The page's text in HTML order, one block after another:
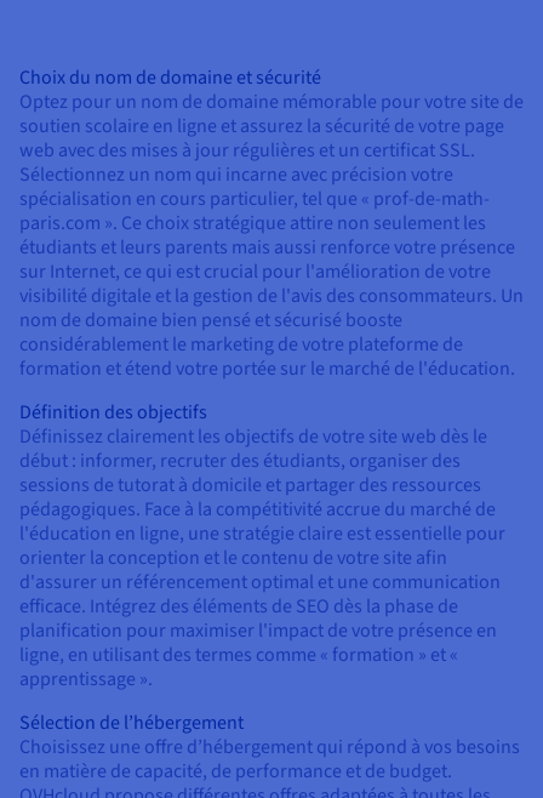
Choix du nom de domaine et sécurité
Optez pour un nom de domaine mémorable pour votre site de
soutien scolaire en ligne et assurez la sécurité de votre page
web avec des mises à jour régulières et un certificat SSL.
Sélectionnez un nom qui incarne avec précision votre
spécialisation en cours particulier, tel que « prof-de-math-
paris.com ». Ce choix stratégique attire non seulement les
étudiants et leurs parents mais aussi renforce votre présence
sur Internet, ce qui est crucial pour l'amélioration de votre
visibilité digitale et la gestion de l'avis des consommateurs. Un
nom de domaine bien pensé et sécurisé booste
considérablement le marketing de votre plateforme de
formation et étend votre portée sur le marché de l'éducation.
Définition des objectifs
Définissez clairement les objectifs de votre site web dès le
début : informer, recruter des étudiants, organiser des
sessions de tutorat à domicile et partager des ressources
pédagogiques. Face à la compétitivité accrue du marché de
l'éducation en ligne, une stratégie claire est essentielle pour
orienter la conception et le contenu de votre site afin
d'assurer un référencement optimal et une communication
efficace. Intégrez des éléments de SEO dès la phase de
planification pour maximiser l'impact de votre présence en
ligne, en utilisant des termes comme « formation » et «
apprentissage ».
Sélection de l’hébergement
Choisissez une offre d’hébergement qui répond à vos besoins
en matière de capacité, de performance et de budget.